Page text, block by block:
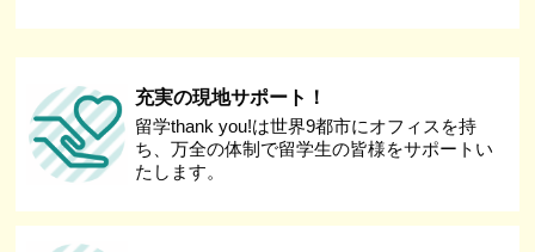
充実の現地サポート！
留学thank you!は世界9都市にオフィスを持
ち、万全の体制で留学生の皆様をサポートい
たします。